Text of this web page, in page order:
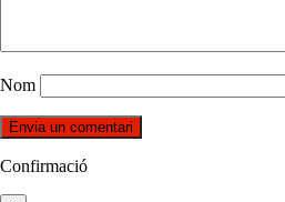
Nom
Confirmació